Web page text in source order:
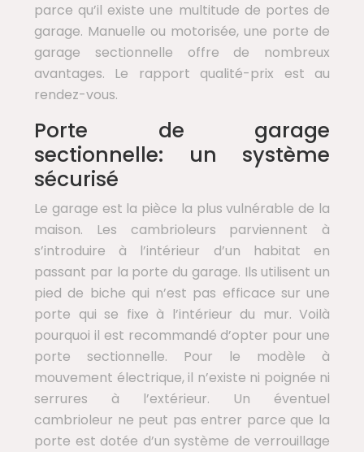
parce qu’il existe une multitude de portes de
garage. Manuelle ou motorisée, une porte de
garage sectionnelle offre de nombreux
avantages. Le rapport qualité-prix est au
rendez-vous.
Porte de garage
sectionnelle: un système
sécurisé
Le garage est la pièce la plus vulnérable de la
maison. Les cambrioleurs parviennent à
s’introduire à l’intérieur d’un habitat en
passant par la porte du garage. Ils utilisent un
pied de biche qui n’est pas efficace sur une
porte qui se fixe à l’intérieur du mur. Voilà
pourquoi il est recommandé d’opter pour une
porte sectionnelle. Pour le modèle à
mouvement électrique, il n’existe ni poignée ni
serrures à l’extérieur. Un éventuel
cambrioleur ne peut pas entrer parce que la
porte est dotée d’un système de verrouillage